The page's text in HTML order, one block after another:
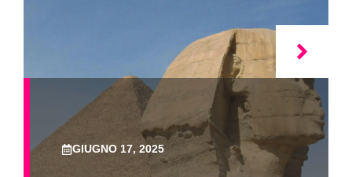
GIUGNO 17, 2025